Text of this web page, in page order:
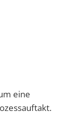
eine